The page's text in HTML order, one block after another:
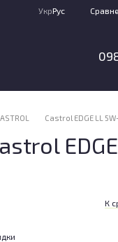
УкрРус
Castrol EDGE LL
К